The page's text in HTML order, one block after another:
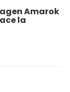
Amarok
la